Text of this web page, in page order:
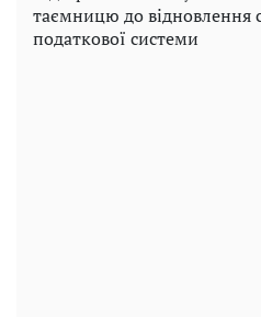
таємницю до відновлення
податкової системи